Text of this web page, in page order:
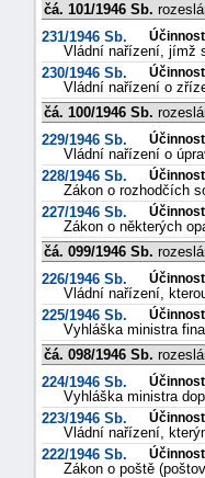
čá. 101/1946 Sb.
231/1946 Sb.
Vládní nařízení, jímž
230/1946 Sb.
Vládní nařízení o
čá. 100/1946 Sb.
229/1946 Sb.
Vládní nařízení o
228/1946 Sb.
Zákon o rozhodčích
227/1946 Sb.
Zákon o některých
čá. 099/1946 Sb.
226/1946 Sb.
Vládní nařízení,
225/1946 Sb.
Vyhláška ministra
čá. 098/1946 Sb.
224/1946 Sb.
Vyhláška ministra
223/1946 Sb.
Vládní nařízení,
222/1946 Sb.
Zákon o poště